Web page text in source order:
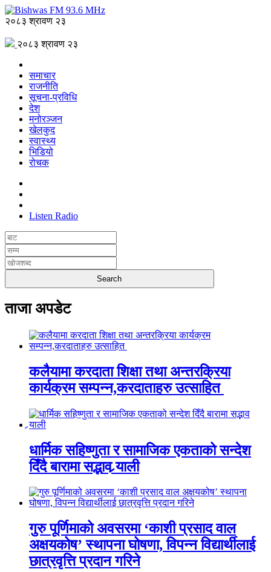
२०८३ श्रावण २३
२०८३ श्रावण २३
समाचार
राजनीति
सूचना-प्रविधि
देश
मनोरञ्जन
खेलकुद
स्वास्थ्य
भिडियो
रोचक
Listen Radio
ताजा अपडेट
कलैयामा करदाता शिक्षा तथा अन्तरक्रिया
कार्यक्रम सम्पन्न,करदाताहरु उत्साहित
धार्मिक सहिष्णुता र सामाजिक एकताको सन्देश
दिँदै बारामा सद्भाव र्‍याली
गुरु पूर्णिमाको अवसरमा ‘काशी प्रसाद वाल
अक्षयकोष’ स्थापना घोषणा, विपन्न विद्यार्थीलाई
छात्रवृत्ति प्रदान गरिने